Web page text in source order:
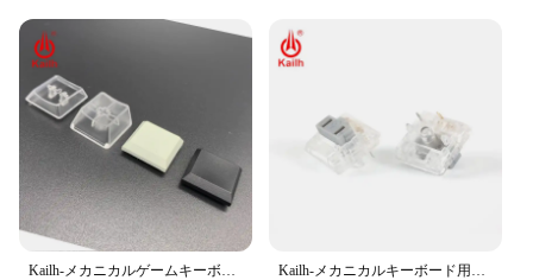
Kailh-メカニカルゲームキーボード用キーキャップ,半透明,白黒,チョコレートスイッチ付き,ボックス1350用 Kailh-メカニカルキーボード用のシルバーとクリスタルのスイッチ,スイッチ,ロープロファイル,rgb smd,シルバー,リニア感